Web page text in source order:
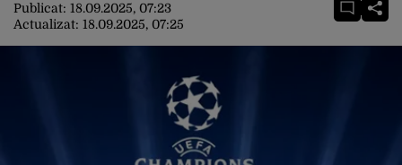
Publicat: 18.09.2025, 07:23
Actualizat: 18.09.2025, 07:25